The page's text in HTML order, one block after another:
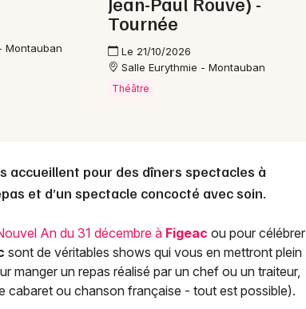
Montauban
Tournée
Le 21/10/2026
Salle Eurythmie - Montauban
Théâtre
accueillent pour des dîners spectacles à
et d’un spectacle concocté avec soin.
An du 31 décembre à Figeac ou pour célébrer
sont de véritables shows qui vous en mettront plein
manger un repas réalisé par un chef ou un traiteur,
cabaret ou chanson française - tout est possible).